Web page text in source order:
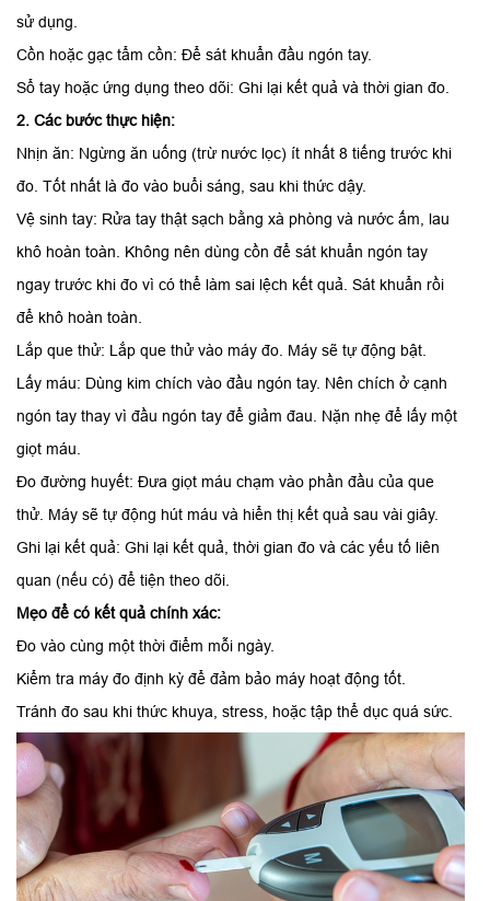
sử dụng.
Cồn hoặc gạc tẩm cồn: Để sát khuẩn đầu ngón tay.
Sổ tay hoặc ứng dụng theo dõi: Ghi lại kết quả và thời gian đo.
2. Các bước thực hiện:
Nhịn ăn: Ngừng ăn uống (trừ nước lọc) ít nhất 8 tiếng trước khi
đo. Tốt nhất là đo vào buổi sáng, sau khi thức dậy.
Vệ sinh tay: Rửa tay thật sạch bằng xà phòng và nước ấm, lau
khô hoàn toàn. Không nên dùng cồn để sát khuẩn ngón tay
ngay trước khi đo vì có thể làm sai lệch kết quả. Sát khuẩn rồi
để khô hoàn toàn.
Lắp que thử: Lắp que thử vào máy đo. Máy sẽ tự động bật.
Lấy máu: Dùng kim chích vào đầu ngón tay. Nên chích ở cạnh
ngón tay thay vì đầu ngón tay để giảm đau. Nặn nhẹ để lấy một
giọt máu.
Đo đường huyết: Đưa giọt máu chạm vào phần đầu của que
thử. Máy sẽ tự động hút máu và hiển thị kết quả sau vài giây.
Ghi lại kết quả: Ghi lại kết quả, thời gian đo và các yếu tố liên
quan (nếu có) để tiện theo dõi.
Mẹo để có kết quả chính xác:
Đo vào cùng một thời điểm mỗi ngày.
Kiểm tra máy đo định kỳ để đảm bảo máy hoạt động tốt.
Tránh đo sau khi thức khuya, stress, hoặc tập thể dục quá sức.